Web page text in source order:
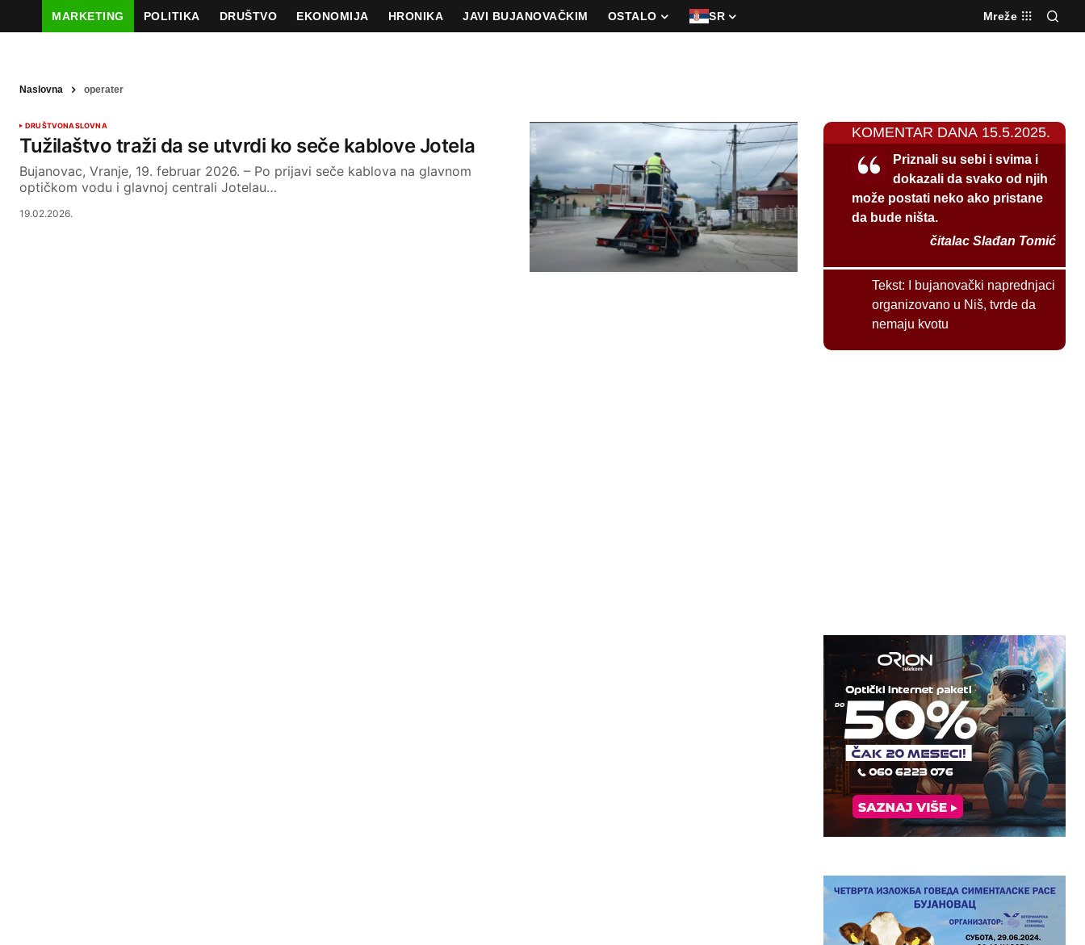
MARKETING POLITIKA DRUŠTVO EKONOMIJA HRONIKA JAVI BUJANOVAČKIM OSTALO SR Mreže
Naslovna operater
DRUŠTVONASLOVNA
Tužilaštvo traži da se utvrdi ko seče kablove Jotela
Bujanovac, Vranje, 19. februar 2026. – Po prijavi seče kablova na glavnom
optičkom vodu i glavnoj centrali Jotelau…
19.02.2026.
KOMENTAR DANA 15.5.2025.
Priznali su sebi i svima i
dokazali da svako od njih
može postati neko ako pristane
da bude ništa.
čitalac Slađan Tomić
Tekst:
I bujanovački naprednjaci
organizovano u Niš, tvrde da
nemaju kvotu